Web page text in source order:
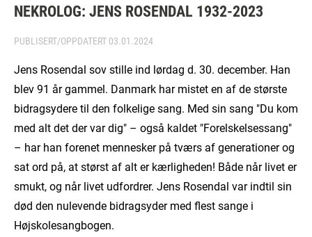
NEKROLOG: JENS ROSENDAL 1932-2023
PUBLISERT/OPPDATERT 03.01.2024
Jens Rosendal sov stille ind lørdag d. 30. december. Han
blev 91 år gammel. Danmark har mistet en af de største
bidragsydere til den folkelige sang. Med sin sang "Du kom
med alt det der var dig" – også kaldet "Forelskelsessang"
– har han forenet mennesker på tværs af generationer og
sat ord på, at størst af alt er kærligheden! Både når livet er
smukt, og når livet udfordrer. Jens Rosendal var indtil sin
død den nulevende bidragsyder med flest sange i
Højskolesangbogen.